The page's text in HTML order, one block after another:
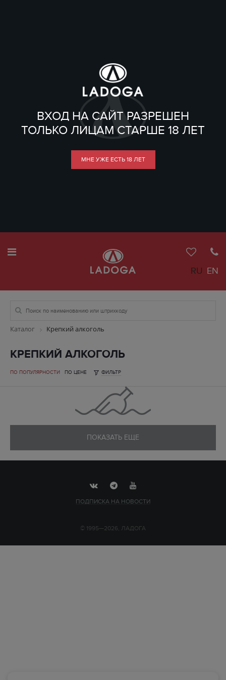
ВХОД НА САЙТ РАЗРЕШЕН
ТОЛЬКО ЛИЦАМ СТАРШЕ 18 ЛЕТ
МНЕ УЖЕ ЕСТЬ 18 ЛЕТ
RU EN
Каталог Крепкий алкоголь
КРЕПКИЙ АЛКОГОЛЬ
ПО ПОПУЛЯРНОСТИ ПО ЦЕНЕ ФИЛЬТР
ПОКАЗАТЬ ЕЩЕ
ПОДПИСКА НА НОВОСТИ
© 1995—2026, ЛАДОГА